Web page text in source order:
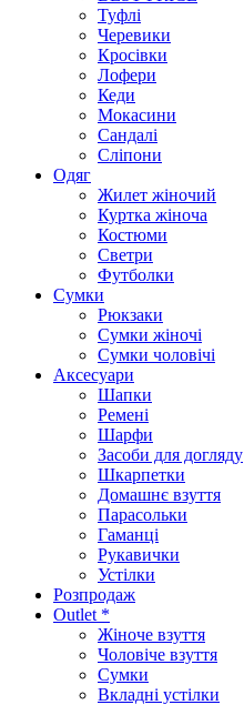
Туфлі
Черевики
Кросівки
Лофери
Кеди
Мокасини
Сандалі
Сліпони
Одяг
Жилет жіночий
Куртка жіноча
Костюми
Светри
Футболки
Сумки
Рюкзаки
Сумки жіночі
Сумки чоловічі
Аксеcуари
Шапки
Ремені
Шарфи
Засоби для догляду
Шкарпетки
Домашнє взуття
Парасольки
Гаманці
Рукавички
Устілки
Розпродаж
Outlet *
Жіноче взуття
Чоловіче взуття
Сумки
Вкладні устілки